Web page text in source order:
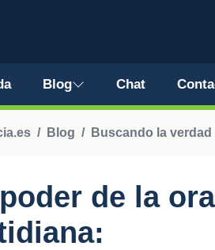
Blog Chat
Blog Buscando la verdad
de la